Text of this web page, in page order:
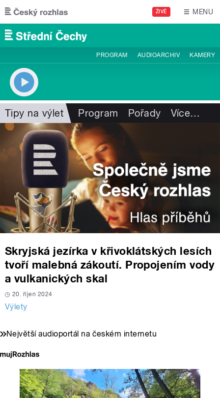
Přejít k hlavnímu obsahu
ŽIVĚ MENU
PROGRAM AUDIOARCHIV KAMERY
Tipy na výlet Program Pořady Více…
Skryjská jezírka v křivoklátských lesích
tvoří malebná zákoutí. Propojením vody
a vulkanických skal
20. říjen 2024
Výlety
Největší audioportál na českém internetu